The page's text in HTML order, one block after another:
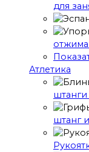
для
Атлетика
штанги
штанг